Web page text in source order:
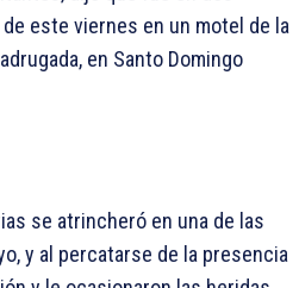
este viernes en un motel de la
en Santo Domingo
se atrincheró en una de las
y al percatarse de la presencia